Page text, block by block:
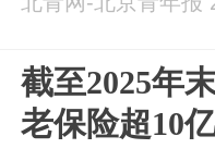
截至2025年
老保险超10